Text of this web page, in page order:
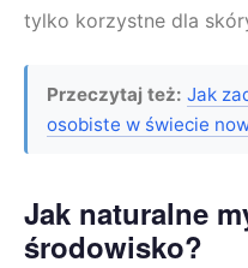
tylko korzystne dla
Przeczytaj też: Jak
osobiste w świecie
Jak naturalne
środowisko?